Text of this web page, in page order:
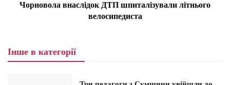
Чорновола внаслідок ДТП шпиталізували літнього
велосипедиста
Інше в категорії